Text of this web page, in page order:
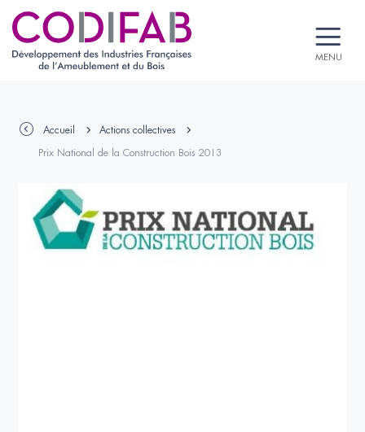
MENU
Accueil Actions collectives
Prix National de la Construction Bois 2013